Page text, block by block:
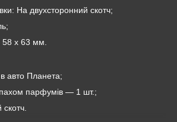
На двухсторонний скотч;
58 х 63 мм.
авто Планета;
парфумів — 1 шт.;
скотч.